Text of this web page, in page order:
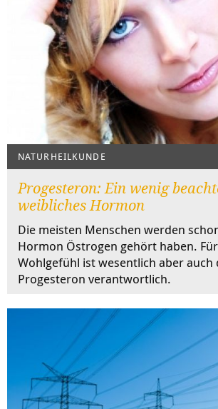
NATURHEILKUNDE
Progesteron: Ein wenig
weibliches Hormon
Die meisten Menschen werden
Hormon Östrogen gehört haben.
Wohlgefühl ist wesentlich aber auch
Progesteron verantwortlich.